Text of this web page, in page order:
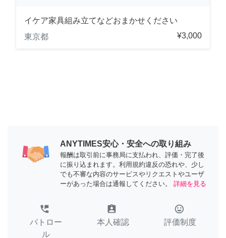
イケア家具組み立てなどおまかせください
東京都
¥3,000
ANYTIMES安心・安全への取り組み
報酬は取引前に事務局に支払われ、評価・完了後
に振り込まれます。利用規約違反の恐れや、少し
でも不審な内容のサービスやリクエストやユーザ
ーがあった場合は通報してください。
詳細を見る
perm_phone_msg
パトロー
ル
assignment_ind
本人確認
tag_faces
評価制度